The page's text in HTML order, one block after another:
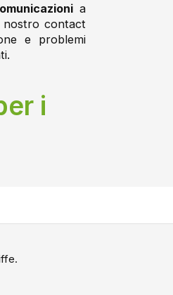
a
nostro contact
e problemi
i